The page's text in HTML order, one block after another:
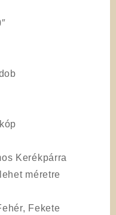
Kerékpárra
méretre
Fekete